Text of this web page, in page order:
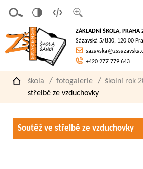
písmo
á
verze
pro
slaboz
raké
ZÁKLADNÍ ŠKOLA, PRAHA
Sázavská 5/830, 120 00
+420 277 779 643
škola fotogalerie školní rok
střelbě ze vzduchovky
Soutěž ve střelbě ze vzduchovky